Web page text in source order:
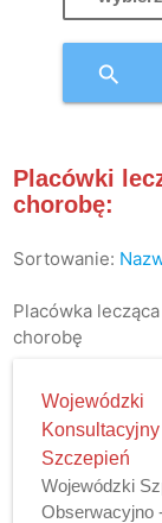
search
Placówki
chorobę:
Sortowanie:
Placówka
chorobę
Wojewódzki
Szczepień
Wojewódzki
Obserwacyjno